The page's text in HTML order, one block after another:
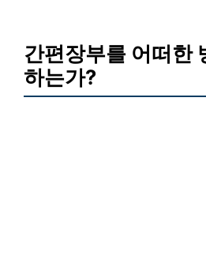
간편장부를 어떠한
하는가?